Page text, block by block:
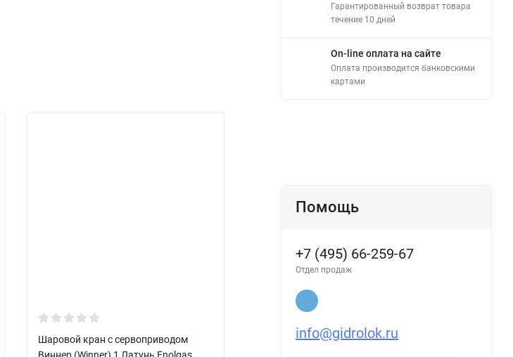
Шаровой кран с сервоприводом
Кран шаровой с электро приводом
Гарантированный возврат товара
течение 10 дней
On-line оплата на сайте
Оплата производится банковскими
картами
Помощь
+7 (495) 66-259-67
Отдел продаж
info@gidrolok.ru